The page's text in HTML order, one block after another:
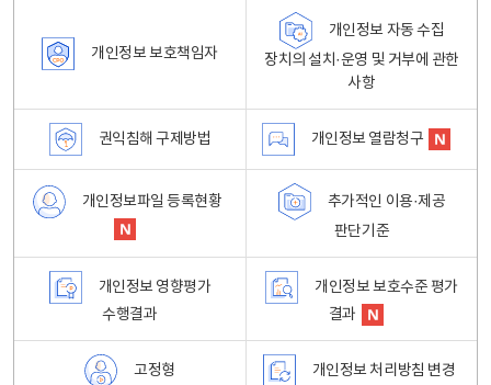
개인정보 보호책임자
개인정보 자동 수집
장치의 설치·운영 및 거부에 관한
사항
권익침해 구제방법 개인정보 열람청구
개인정보파일 등록현황
추가적인 이용·제공
판단기준
개인정보 영향평가
수행결과
개인정보 보호수준 평가
결과
고정형
개인정보 처리방침 변경